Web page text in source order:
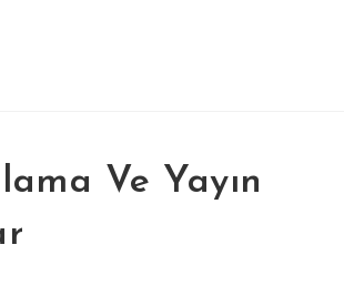
Ve Yayın